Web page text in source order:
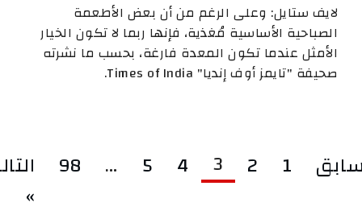
لايف ستايل: وعلى الرغم من أن بعض الأطعمة
الصباحية الأساسية مُغذية، فإنها ربما لا تكون الخيار
الأمثل عندما تكون المعدة فارغة، بحسب ما نشرته
صحيفة "تايمز أوف إنديا" Times of India.
1
2
3
4
5
…
98
»